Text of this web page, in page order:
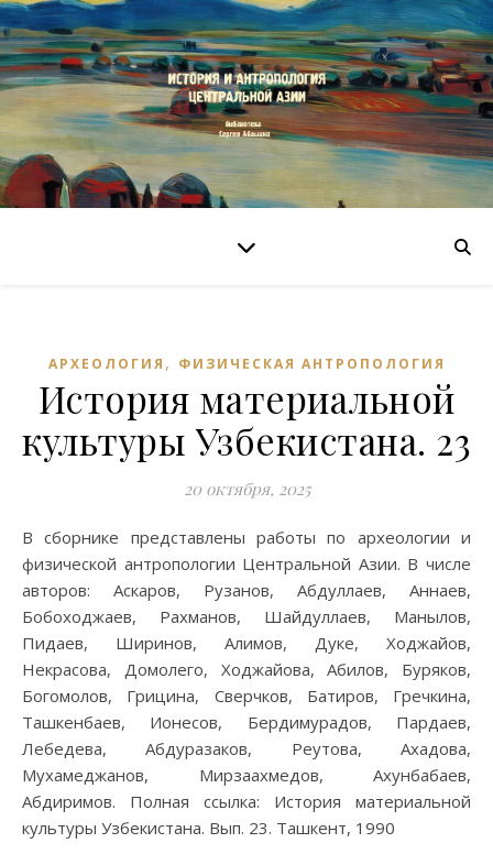
АРХЕОЛОГИЯ , ФИЗИЧЕСКАЯ АНТРОПОЛОГИЯ
История материальной
культуры Узбекистана. 23
20 октября, 2025
В сборнике представлены работы по археологии и
физической антропологии Центральной Азии. В числе
авторов: Аскаров, Рузанов, Абдуллаев, Аннаев,
Бобоходжаев, Рахманов, Шайдуллаев, Манылов,
Пидаев, Ширинов, Алимов, Дуке, Ходжайов,
Некрасова, Домолего, Ходжайова, Абилов, Буряков,
Богомолов, Грицина, Сверчков, Батиров, Гречкина,
Ташкенбаев, Ионесов, Бердимурадов, Пардаев,
Лебедева, Абдуразаков, Реутова, Ахадова,
Мухамеджанов, Мирзаахмедов, Ахунбабаев,
Абдиримов. Полная ссылка: История материальной
культуры Узбекистана. Вып. 23. Ташкент, 1990